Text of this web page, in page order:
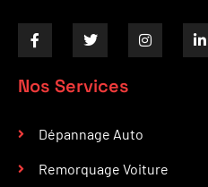
Nos Services
Dépannage Auto
Remorquage Voiture